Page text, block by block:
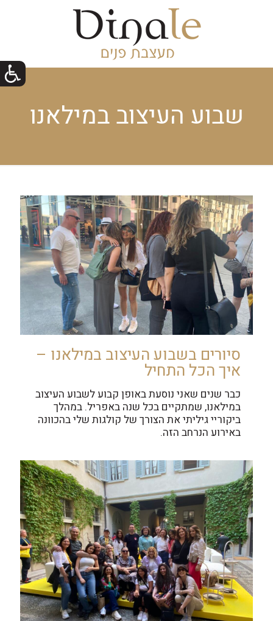
שבוע העיצוב במילאנו
סיורים בשבוע העיצוב במילאנו –
איך הכל התחיל
כבר שנים שאני נוסעת באופן קבוע לשבוע העיצוב
במילאנו, שמתקיים בכל שנה באפריל. במהלך
ביקוריי גיליתי את הצורך של קולגות שלי בהכוונה
באירוע הנרחב הזה.